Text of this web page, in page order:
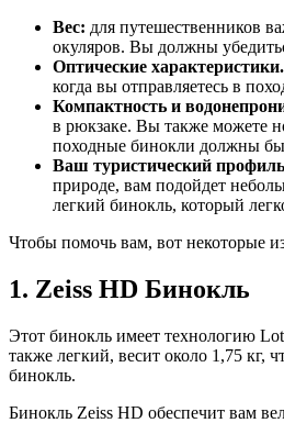
Вес: для путешественников
окуляров. Вы должны
Оптические характеристики.
когда вы отправляетесь в
Компактность и
в рюкзаке. Вы также можете
походные бинокли должны
Ваш туристический
природе, вам подойдет
легкий бинокль, который
Чтобы помочь вам, вот некоторые
1. Zeiss HD Бинокль
Этот бинокль имеет технологию
также легкий, весит около 1,75 кг,
бинокль.
Бинокль Zeiss HD обеспечит вам